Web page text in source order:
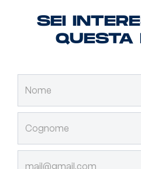
SEI
QUESTA